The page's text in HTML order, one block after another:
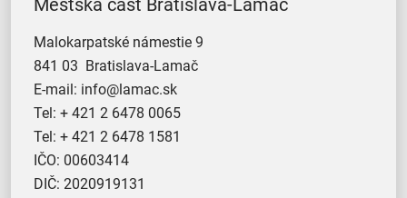
Mestská časť Bratislava-Lamač
Malokarpatské námestie 9
841 03 Bratislava-Lamač
E-mail: info@lamac.sk
Tel: + 421 2 6478 0065
Tel: + 421 2 6478 1581
IČO: 00603414
DIČ: 2020919131